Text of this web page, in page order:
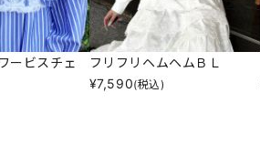
ービスチェ
フリフリヘムヘムＢＬ
¥7,590(税込)